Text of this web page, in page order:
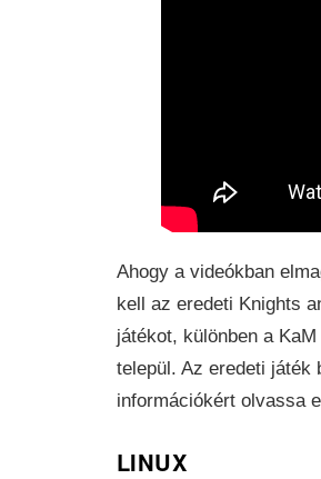
Ahogy a videókban
kell az eredeti Knights
játékot, különben a
települ. Az eredeti játék
információkért olvassa
LINUX